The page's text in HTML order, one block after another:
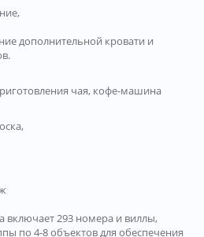
дополнительной кровати и
чая, кофе-машина
включает 293 номера и виллы,
по 4-8 объектов для обеспечения